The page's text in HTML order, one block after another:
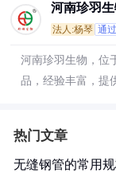
河南珍羽
法人:杨琴 通
河南珍羽生物，位
品，经验丰富，提
热门文章
无缝钢管的常用